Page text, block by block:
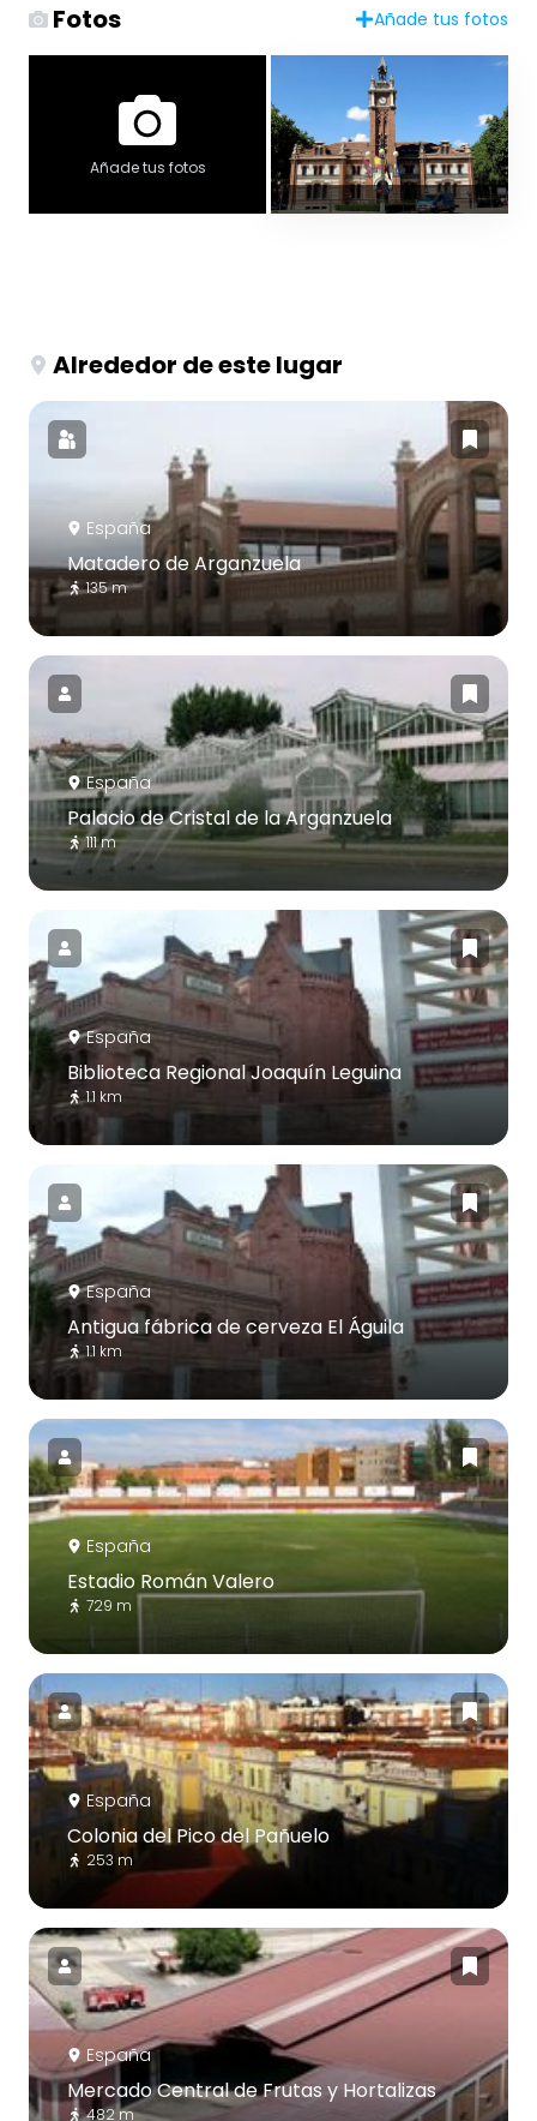
Fotos Añade tus fotos
Añade tus fotos
Alrededor de este lugar
España
Matadero de Arganzuela
135 m
España
Palacio de Cristal de la Arganzuela
111 m
España
Biblioteca Regional Joaquín Leguina
1.1 km
España
Antigua fábrica de cerveza El Águila
1.1 km
España
Estadio Román Valero
729 m
España
Colonia del Pico del Pañuelo
253 m
España
Mercado Central de Frutas y Hortalizas
482 m